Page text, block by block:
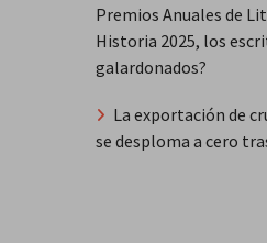
Premios Anuales de
Historia 2025, los
galardonados?
La exportación de
se desploma a cero